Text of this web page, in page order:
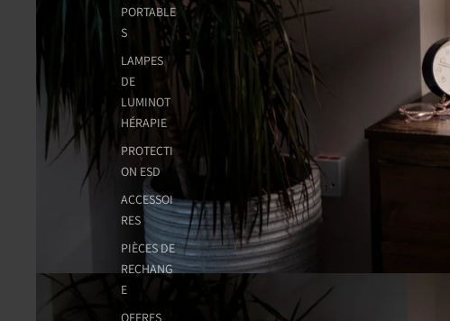
PORTABLE
S
LAMPES
DE
LUMINOT
HÉRAPIE
PROTECTI
ON ESD
ACCESSOI
RES
PIÈCES DE
RECHANG
E
OFFRES